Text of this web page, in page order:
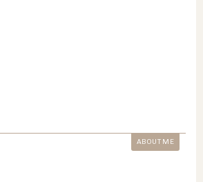
ABOUT ME